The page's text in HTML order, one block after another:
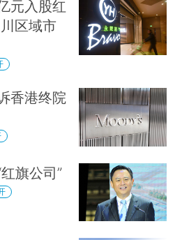
元入股红
区域市
香港终院
旗公司”